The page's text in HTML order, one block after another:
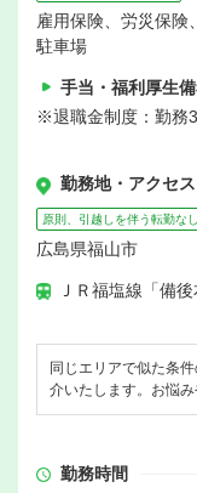
雇用保険、労災保険
駐車場
手当・福利厚生
※退職金制度：勤務
勤務地・アクセス
原則、引越しを伴う転勤なし
広島県福山市
ＪＲ福塩線「備
同じエリアで似た条
介いたします。お悩
勤務時間